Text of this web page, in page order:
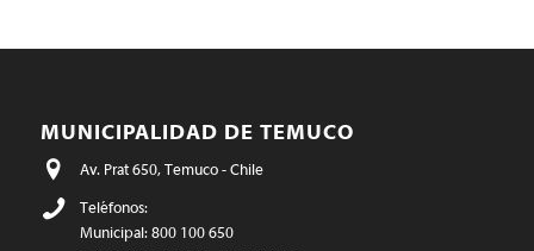
MUNICIPALIDAD DE TEMUCO
Av. Prat 650, Temuco - Chile
Teléfonos:
Municipal: 800 100 650